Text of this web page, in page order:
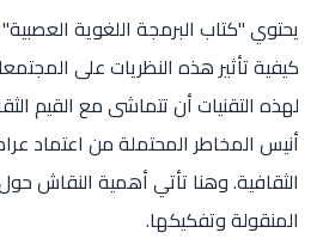
يحتوي "كتاب البرمجة اللغوية
كيفية تأثير هذه النظريات على
لهذه التقنيات أن تتماشى مع القيم
أنيس المخاطر المحتملة من اعتماد
الثقافية. وهنا تأتي أهمية النقاش
المنقولة وتفكيكها.